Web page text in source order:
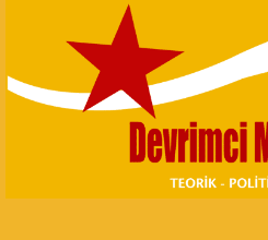
content
Marksizm